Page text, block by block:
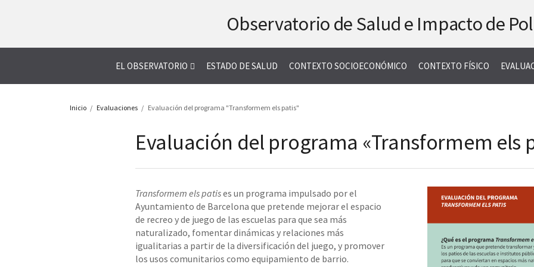
Observatorio de Salud e Impacto de
EL OBSERVATORIO ESTADO DE SALUD CONTEXTO SOCIOECONÓMICO CONTEXTO FÍSICO
Inicio Evaluaciones Evaluación del programa "Transformem els patis"
Evaluación del programa «Transformem els
Transformem els patises un programa impulsado por el
Ayuntamiento de Barcelona que pretende mejorar el espacio
de recreo y de juego de las escuelas para que sea más
naturalizado, fomentar dinámicas y relaciones más
igualitarias a partir de la diversificación del juego, y promover
los usos comunitarios como equipamiento de barrio.